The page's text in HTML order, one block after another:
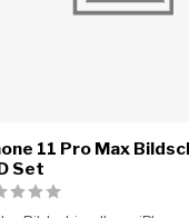
11 Pro Max
Set